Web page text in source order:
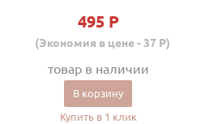
495 P
(Экономия в цене - 37 P)
товар в наличии
В корзину
Купить в 1 клик